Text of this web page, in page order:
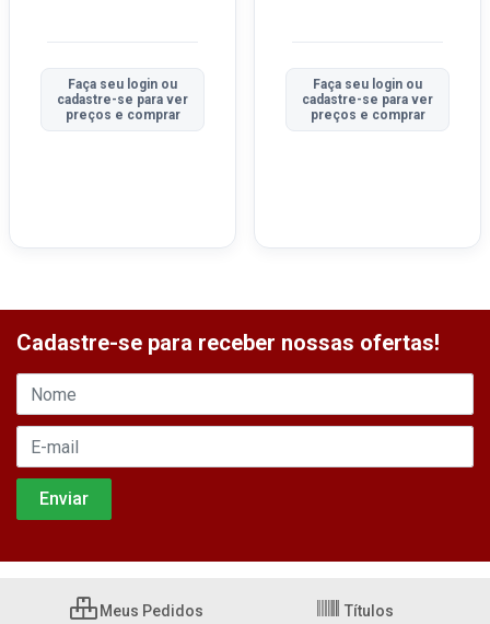
Faça seu login ou
cadastre-se para ver
preços e comprar
Faça seu login ou
cadastre-se para ver
preços e comprar
Cadastre-se para receber nossas ofertas!
Meus Pedidos Títulos